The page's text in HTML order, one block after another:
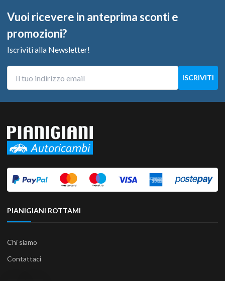
Vuoi ricevere in anteprima sconti e
promozioni?
Iscriviti alla Newsletter!
PIANIGIANI ROTTAMI
Chi siamo
Contattaci